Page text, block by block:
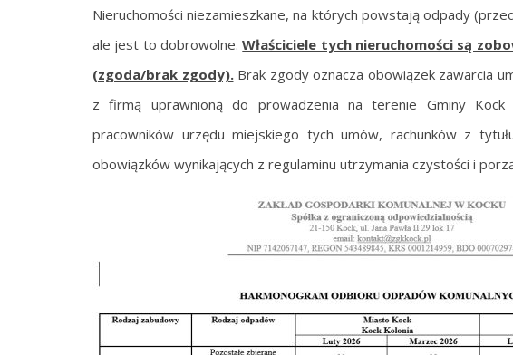
Nieruchomości niezamieszkane, na których powstają odpady
ale jest to dobrowolne.Właściciele tych nieruchomości są
(zgoda/brak zgody).Brak zgody oznacza obowiązek zawarcia
z firmą uprawnioną do prowadzenia na terenie Gminy
pracowników urzędu miejskiego tych umów, rachunków z
obowiązków wynikających z regulaminu utrzymania czystości i